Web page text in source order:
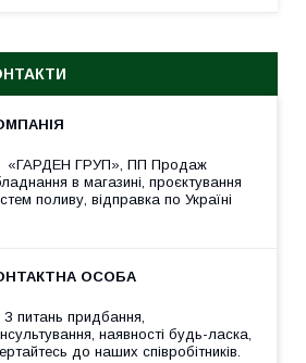
«ГАРДЕН ГРУП», ПП Продаж
в магазині, проєктування
поливу, відправка по Україні
З питань придбання,
наявності будь-ласка,
до наших співробітників.